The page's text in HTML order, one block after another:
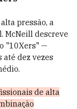
pressão, a
McNeill descreve
"10Xers" —
dez vezes
de alta